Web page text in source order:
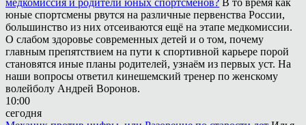
юные спортсмены рвутся на различные первенства России,
большинство из них отсеиваются ещё на этапе медкомиссии.
О слабом здоровье современных детей и о том, почему
главным препятствием на пути к спортивной карьере порой
становятся иные планы родителей, узнаём из первых уст. На
наши вопросы ответил кинешемский тренер по женскому
волейболу Андрей Воронов.
10:00
сегодня